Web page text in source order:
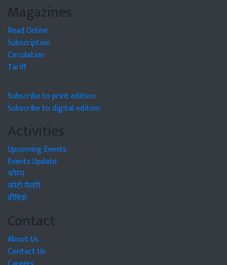
Magazines
Read Online
Subscription
Circulation
Tariff
Subscribe to print edition
Subscribe to digital edition
Activities
Upcoming Events
Events Update
फोरम
फोटो गैलरी
वीडियो
Contact
About Us
Contact Us